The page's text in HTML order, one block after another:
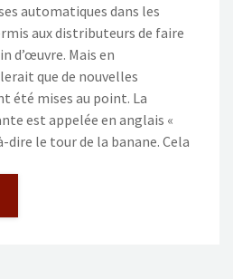
automatiques dans les
aux distributeurs de faire
d’œuvre. Mais en
que de nouvelles
été mises au point. La
est appelée en anglais «
dire le tour de la banane. Cela